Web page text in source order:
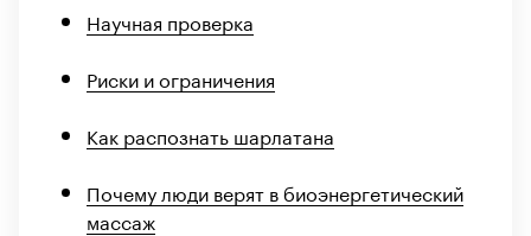
Научная проверка
Риски и ограничения
Как распознать шарлатана
Почему люди верят в биоэнергетический
массаж